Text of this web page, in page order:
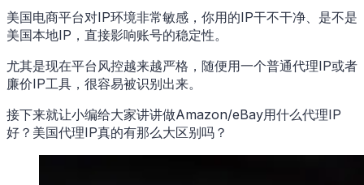
美国电商平台对IP环境非常敏感，你用的IP干不干净、是不是
美国本地IP，直接影响账号的稳定性。
尤其是现在平台风控越来越严格，随便用一个普通代理IP或者
廉价IP工具，很容易被识别出来。
接下来就让小编给大家讲讲做Amazon/eBay用什么代理IP
好？美国代理IP真的有那么大区别吗？